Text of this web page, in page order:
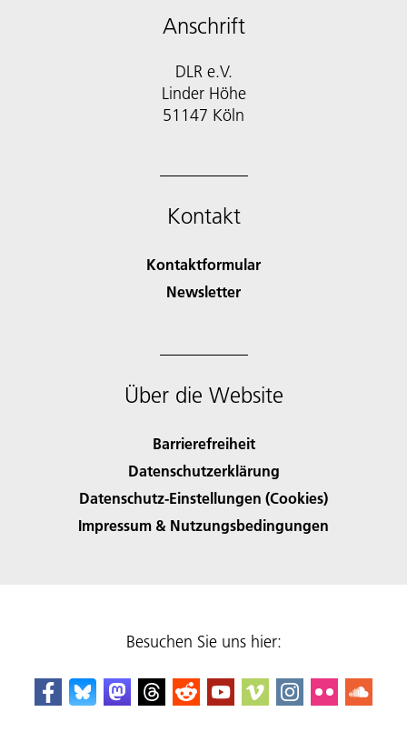
Anschrift
DLR e.V.
Linder Höhe
51147 Köln
Kontakt
Kontaktformular
Newsletter
Über die Website
Barrierefreiheit
Datenschutzerklärung
Datenschutz-Einstellungen (Cookies)
Impressum & Nutzungsbedingungen
Besuchen Sie uns hier: